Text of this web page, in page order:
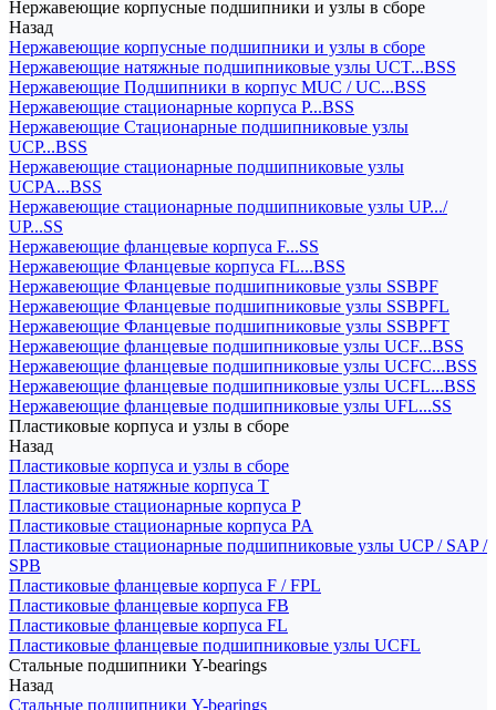
Нержавеющие корпусные подшипники и узлы в сборе
Назад
Нержавеющие корпусные подшипники и узлы в сборе
Нержавеющие натяжные подшипниковые узлы UCT...BSS
Нержавеющие Подшипники в корпус MUC / UC...BSS
Нержавеющие стационарные корпуса P...BSS
Нержавеющие Стационарные подшипниковые узлы
UCP...BSS
Нержавеющие стационарные подшипниковые узлы
UCPA...BSS
Нержавеющие стационарные подшипниковые узлы UP.../
UP...SS
Нержавеющие фланцевые корпуса F...SS
Нержавеющие Фланцевые корпуса FL...BSS
Нержавеющие Фланцевые подшипниковые узлы SSBPF
Нержавеющие Фланцевые подшипниковые узлы SSBPFL
Нержавеющие Фланцевые подшипниковые узлы SSBPFT
Нержавеющие фланцевые подшипниковые узлы UCF...BSS
Нержавеющие фланцевые подшипниковые узлы UCFC...BSS
Нержавеющие фланцевые подшипниковые узлы UCFL...BSS
Нержавеющие фланцевые подшипниковые узлы UFL...SS
Пластиковые корпуса и узлы в сборе
Назад
Пластиковые корпуса и узлы в сборе
Пластиковые натяжные корпуса T
Пластиковые стационарные корпуса P
Пластиковые стационарные корпуса PA
Пластиковые стационарные подшипниковые узлы UCP / SAP /
SPB
Пластиковые фланцевые корпуса F / FPL
Пластиковые фланцевые корпуса FB
Пластиковые фланцевые корпуса FL
Пластиковые фланцевые подшипниковые узлы UCFL
Стальные подшипники Y-bearings
Назад
Стальные подшипники Y-bearings